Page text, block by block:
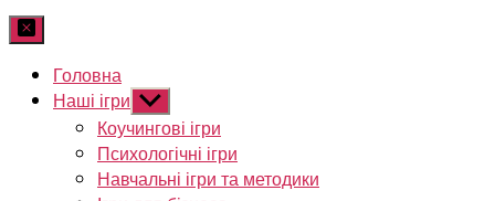
Головна
Наші ігри Показати
підменю
Коучингові ігри
Психологічні ігри
Навчальні ігри та методики